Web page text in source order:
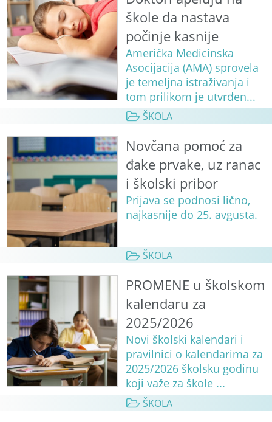
škole da nastava
počinje kasnije
Američka Medicinska
Asocijacija (AMA) sprovela
je temeljna istraživanja i
tom prilikom je utvrđen...
ŠKOLA
Novčana pomoć za
đake prvake, uz ranac
i školski pribor
Prijava se podnosi lično,
najkasnije do 25. avgusta.
ŠKOLA
PROMENE u školskom
kalendaru za
2025/2026
Novi školski kalendari i
pravilnici o kalendarima za
2025/2026 školsku godinu
koji važe za škole ...
ŠKOLA